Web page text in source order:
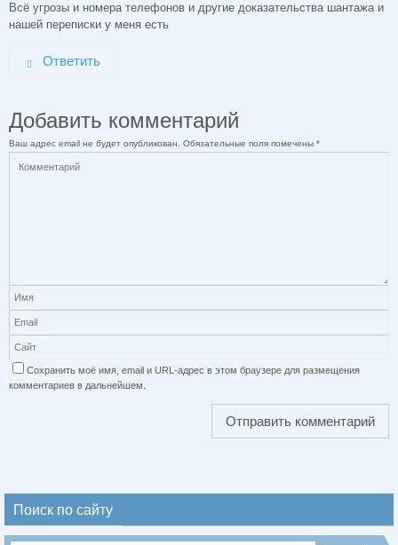
Всё угрозы и номера телефонов и другие доказательства шантажа и
нашей переписки у меня есть
Ответить
Добавить комментарий
Ваш адрес email не будет опубликован. Обязательные поля помечены *
Сохранить моё имя, email и URL-адрес в этом браузере для размещения
комментариев в дальнейшем.
Поиск по сайту